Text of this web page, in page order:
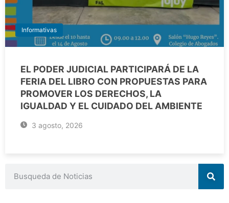
Informativas
EL PODER JUDICIAL PARTICIPARÁ DE LA
FERIA DEL LIBRO CON PROPUESTAS PARA
PROMOVER LOS DERECHOS, LA
IGUALDAD Y EL CUIDADO DEL AMBIENTE
3 agosto, 2026